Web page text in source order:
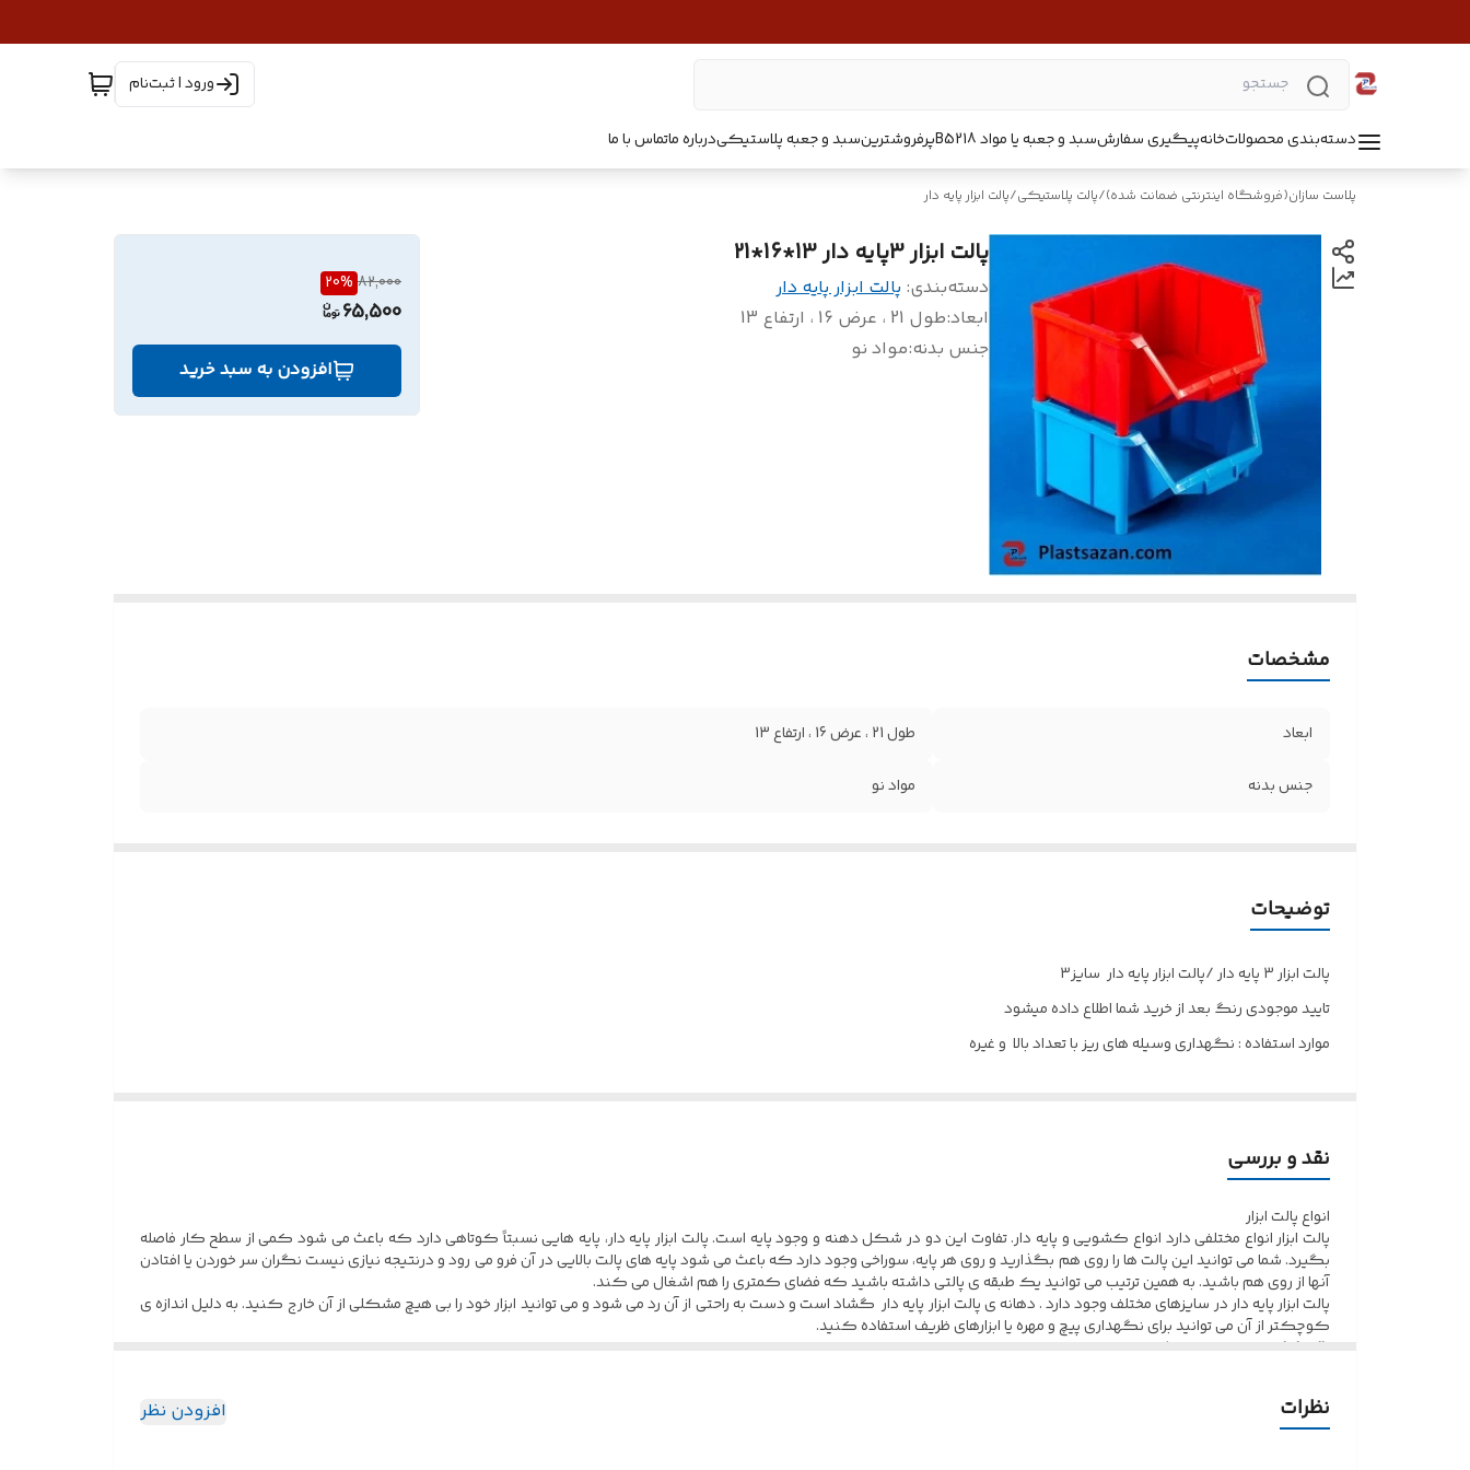
ورود | ثبت‌نام
دسته‌بندی محصولاتخانهپیگیری سفارشسبد و جعبه یا مواد B5218 پرفروشترینسبد و جعبه پلاستیکیدرباره ماتماس با ما
پلاست سازان(فروشگاه اینترنتی ضمانت شده)/پالت پلاستیکی/پالت ابزار پایه دار
پالت ابزار 3پایه دار 13*16*21
دسته‌بندی: پالت ابزار پایه دار
ابعاد:طول 21 ، عرض 16 ، ارتفاع 13
جنس بدنه:مواد نو
82,000
20%
65,500
افزودن به سبد خرید
مشخصات
ابعاد طول 21 ، عرض 16 ، ارتفاع 13
جنس بدنه مواد نو
توضیحات
پالت ابزار 3 پایه دار /پالت ابزار پایه دار سایز3
تایید موجودی رنگ بعد از خرید شما اطلاع داده میشود
موارد استفاده : نگهداری وسیله های ریز با تعداد بالا و غیره
بسیاری از افرادی که در محل کار خود با لوازم و یا ابزارآلات ریز و کوچک سروکار دارند، می توانند انواع مختلفی از پالت های ابزار را در سایزهای مختلف تهیه کرده و استفاده نمایند چرا که در حالت
کلی پالت ابزار پلاستیکی در دو نوع پالت ابزار کشویی و پایه دار طراحی و تولید می شوند.
نقد و بررسی
انواع پالت ابزار
پالت ابزار انواع مختلفی دارد انواع کشویی و پایه دار. تفاوت این دو در شکل دهنه و وجود پایه است. پالت ابزار پایه دار، پایه هایی نسبتاً کوتاهی دارد که باعث می شود کمی از سطح کار فاصله
بگیرد. شما می توانید این پالت ها را روی هم بگذارید و روی هر پایه، سوراخی وجود دارد که باعث می شود پایه های پالت بالایی در آن فرو می رود و درنتیجه نیازی نیست نگران سر خوردن یا افتادن
آنها از روی هم باشید. به همین ترتیب می توانید یک طبقه ی پالتی داشته باشید که فضای کمتری را هم اشغال می کند.
پالت ابزار پایه دار در سایزهای مختلف وجود دارد . دهانه ی پالت ابزار پایه دار گشاد است و دست به راحتی از آن رد می شود و می توانید ابزار خود را بی هیچ مشکلی از آن خارج کنید. به دلیل اندازه ی
کوچکتر از آن می توانید برای نگهداری پیچ و مهره یا ابزارهای ظریف استفاده کنید.
پالت ابزار
ها با نام های دیگر نیز معرفی میشوند که از جمله این نام ها می توان به پالت ابزار پلاستیکی ، جا ابزار یا جای ابزار پلاستیکی ، بین ، باکس و … اشاره کرد .
نظرات افزودن نظر